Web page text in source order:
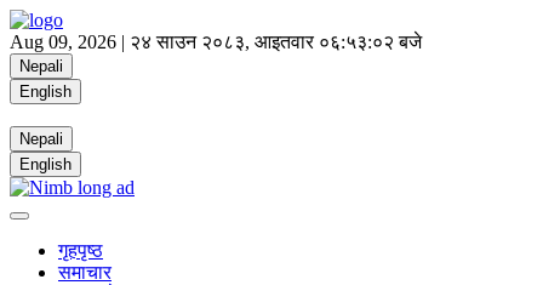
Aug 09, 2026 | २४ साउन २०८३, आइतवार ०६:५३:०२ बजे
Nepali
English
Nepali
English
गृहपृष्ठ
समाचार